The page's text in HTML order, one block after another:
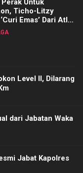
Untuk
Ticho-Litzy
Emas’ Dari Atlet
di Porprov Sulut
Level II, Dilarang
dari Jabatan Waka
Jabat Kapolres